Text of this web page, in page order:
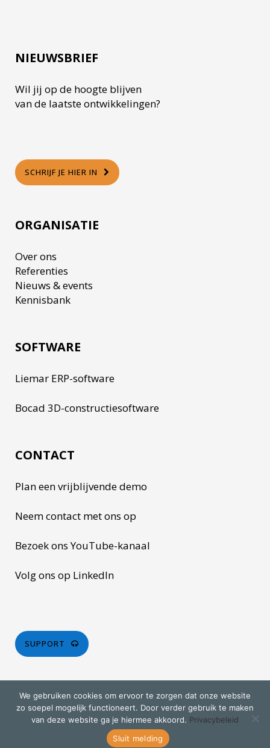
NIEUWSBRIEF
Wil jij op de hoogte blijven
van de laatste ontwikkelingen?
SCHRIJF JE HIER IN
ORGANISATIE
Over ons
Referenties
Nieuws & events
Kennisbank
SOFTWARE
Liemar ERP-software
Bocad 3D-constructiesoftware
CONTACT
Plan een vrijblijvende demo
Neem contact met ons op
Bezoek ons YouTube-kanaal
Volg ons op LinkedIn
SUPPORT
© Copyright 2026 Liemar Software. All rights reserved.
Privacy statement.Trading policy
We gebruiken cookies om ervoor te zorgen dat onze website
zo soepel mogelijk functioneert. Door verder gebruik te maken
van deze website ga je hiermee akkoord. Privacybeleid
Sluit melding